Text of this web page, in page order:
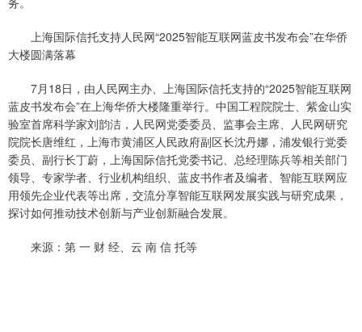
上海国际信托支持人民网“2025智能互联网蓝皮书发布会”在华侨
大楼圆满落幕
7月18日，由人民网主办、上海国际信托支持的“2025智能互联网
蓝皮书发布会”在上海华侨大楼隆重举行。中国工程院院士、紫金山实
验室首席科学家刘韵洁，人民网党委委员、监事会主席、人民网研究
院院长唐维红，上海市黄浦区人民政府副区长沈丹娜，浦发银行党委
委员、副行长丁蔚，上海国际信托党委书记、总经理陈兵等相关部门
领导、专家学者、行业机构组织、蓝皮书作者及编者、智能互联网应
用领先企业代表等出席，交流分享智能互联网发展实践与研究成果，
探讨如何推动技术创新与产业创新融合发展。
来源：第 一 财 经、云 南 信 托等